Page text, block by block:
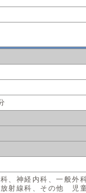
、神経内科、一般外
射線科、その他 児